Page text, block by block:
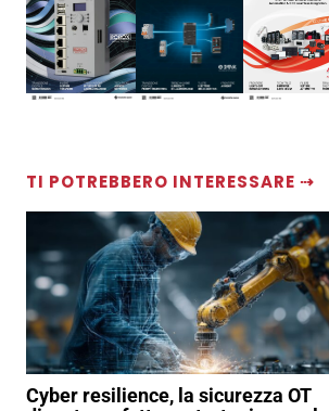
TI POTREBBERO INTERESSARE ⇢
Cyber resilience, la sicurezza OT